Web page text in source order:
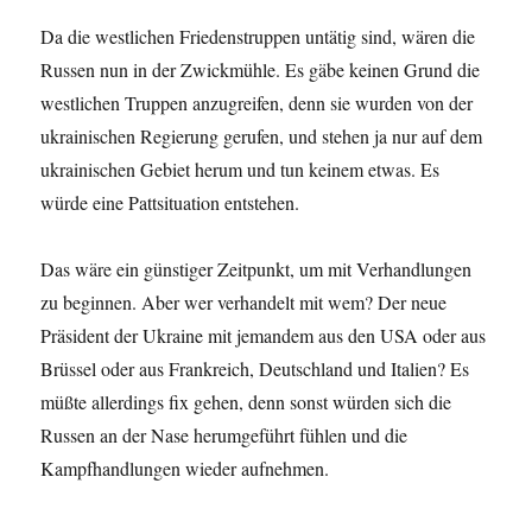
Da die westlichen Friedenstruppen untätig sind, wären die
Russen nun in der Zwickmühle. Es gäbe keinen Grund die
westlichen Truppen anzugreifen, denn sie wurden von der
ukrainischen Regierung gerufen, und stehen ja nur auf dem
ukrainischen Gebiet herum und tun keinem etwas. Es
würde eine Pattsituation entstehen.
Das wäre ein günstiger Zeitpunkt, um mit Verhandlungen
zu beginnen. Aber wer verhandelt mit wem? Der neue
Präsident der Ukraine mit jemandem aus den USA oder aus
Brüssel oder aus Frankreich, Deutschland und Italien? Es
müßte allerdings fix gehen, denn sonst würden sich die
Russen an der Nase herumgeführt fühlen und die
Kampfhandlungen wieder aufnehmen.